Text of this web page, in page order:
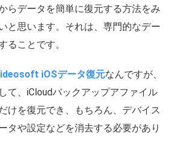
らデータを簡単に復元する方法をみ
と思います。それは、専門的なデー
ることです。
iOSデータ復元なんですが、
て、iCloudバックアップアファイル
けを復元でき、もちろん、デバイス
タや設定などを消去する必要があり